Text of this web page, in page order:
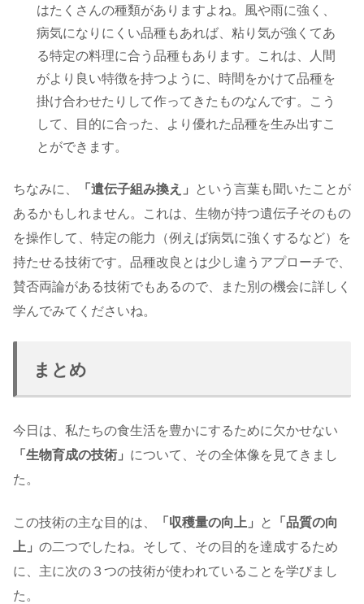
はたくさんの種類がありますよね。風や雨に強く、
病気になりにくい品種もあれば、粘り気が強くてあ
る特定の料理に合う品種もあります。これは、人間
がより良い特徴を持つように、時間をかけて品種を
掛け合わせたりして作ってきたものなんです。こう
して、目的に合った、より優れた品種を生み出すこ
とができます。
ちなみに、 「遺伝子組み換え」
という言葉も聞いたことが
あるかもしれません。これは、生物が持つ遺伝子そのもの
を操作して、特定の能力（例えば病気に強くするなど）を
持たせる技術です。品種改良とは少し違うアプローチで、
賛否両論がある技術でもあるので、また別の機会に詳しく
学んでみてくださいね。
まとめ
今日は、私たちの食生活を豊かにするために欠かせない
「生物育成の技術」 について、その全体像を見てきまし
た。
この技術の主な目的は、 「収穫量の向上」 と
「品質の向
上」 の二つでしたね。そして、その目的を達成するため
に、主に次の３つの技術が使われていることを学びまし
た。